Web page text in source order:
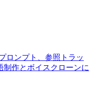
ロンプト、参照トラッ
制作とボイスクローンに